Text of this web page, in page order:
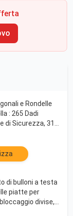
e Rondelle
: 265 Dadi
di Sicurezza, 310
Elementi per
M4 M5 M6)
di bulloni a testa
piatte per
divise,
in acciaio inox